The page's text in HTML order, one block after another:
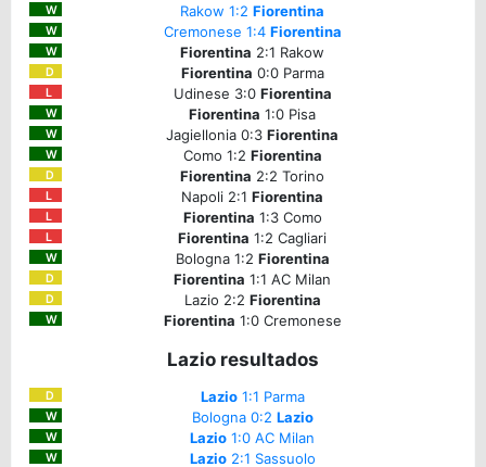
W Rakow 1:2 Fiorentina
W Cremonese 1:4 Fiorentina
W Fiorentina 2:1 Rakow
D Fiorentina 0:0 Parma
L Udinese 3:0 Fiorentina
W Fiorentina 1:0 Pisa
W Jagiellonia 0:3 Fiorentina
W Como 1:2 Fiorentina
D Fiorentina 2:2 Torino
L Napoli 2:1 Fiorentina
L Fiorentina 1:3 Como
L Fiorentina 1:2 Cagliari
W Bologna 1:2 Fiorentina
D Fiorentina 1:1 AC Milan
D Lazio 2:2 Fiorentina
W Fiorentina 1:0 Cremonese
Lazio resultados
D Lazio1:1 Parma
W Bologna 0:2 Lazio
W Lazio 1:0 AC Milan
W Lazio2:1 Sassuolo